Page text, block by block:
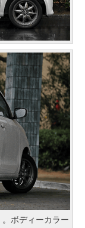
ボディーカラー